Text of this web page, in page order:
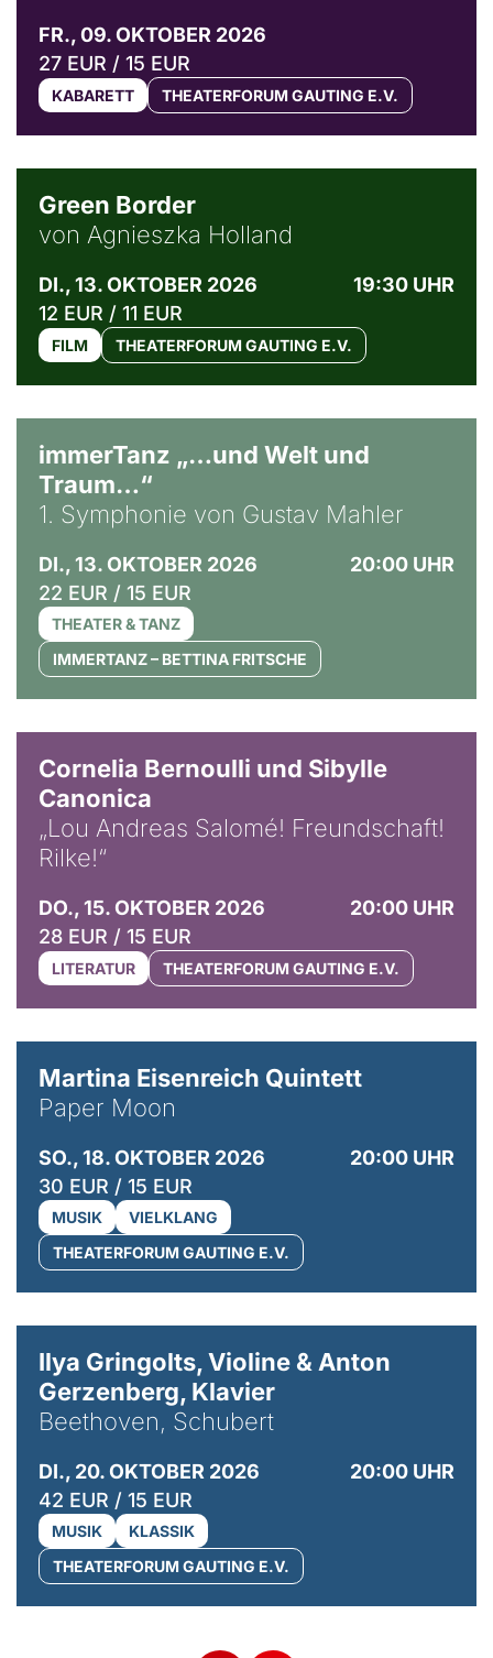
FR., 09. OKTOBER 2026
27 EUR / 15 EUR
KABARETT THEATERFORUM GAUTING E.V.
Green Border
von Agnieszka Holland
DI., 13. OKTOBER 2026
19:30 UHR
12 EUR / 11 EUR
FILM THEATERFORUM GAUTING E.V.
immerTanz „…und Welt und
Traum…“
1. Symphonie von Gustav Mahler
DI., 13. OKTOBER 2026
20:00 UHR
22 EUR / 15 EUR
THEATER & TANZ
IMMERTANZ – BETTINA FRITSCHE
Cornelia Bernoulli und Sibylle
Canonica
„Lou Andreas Salomé! Freundschaft!
Rilke!“
DO., 15. OKTOBER 2026
20:00 UHR
28 EUR / 15 EUR
LITERATUR THEATERFORUM GAUTING E.V.
Martina Eisenreich Quintett
Paper Moon
SO., 18. OKTOBER 2026
20:00 UHR
30 EUR / 15 EUR
MUSIK
VIELKLANG
THEATERFORUM GAUTING E.V.
Ilya Gringolts, Violine & Anton
Gerzenberg, Klavier
Beethoven, Schubert
DI., 20. OKTOBER 2026
20:00 UHR
42 EUR / 15 EUR
MUSIK
KLASSIK
THEATERFORUM GAUTING E.V.